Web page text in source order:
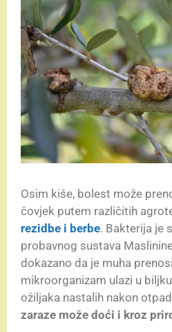
Osim kiše, bolest može
čovjek putem različitih
rezidbe i berbe. Bakterija je
probavnog sustava
dokazano da je muha
mikroorganizam ulazi u
ožiljaka nastalih nakon
zaraze može doći i kroz